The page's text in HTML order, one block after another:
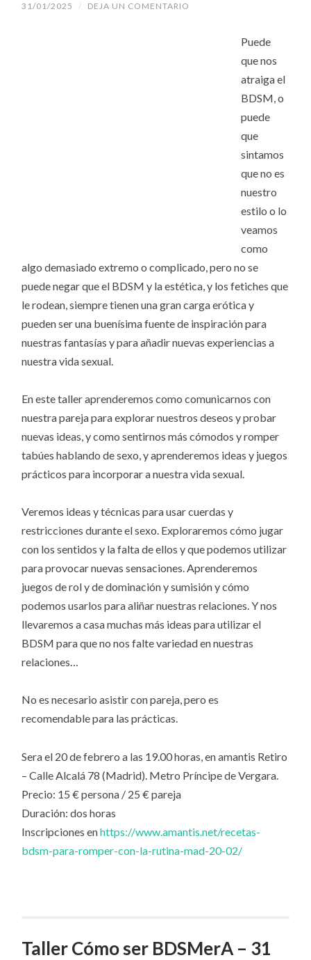
31/01/2025 / DEJA UN COMENTARIO
Puede
que nos
atraiga el
BDSM, o
puede
que
sintamos
que no es
nuestro
estilo o lo
veamos
como
algo demasiado extremo o complicado, pero no se
puede negar que el BDSM y la estética, y los fetiches que
le rodean, siempre tienen una gran carga erótica y
pueden ser una buenísima fuente de inspiración para
nuestras fantasías y para añadir nuevas experiencias a
nuestra vida sexual.
En este taller aprenderemos como comunicarnos con
nuestra pareja para explorar nuestros deseos y probar
nuevas ideas, y como sentirnos más cómodos y romper
tabúes hablando de sexo, y aprenderemos ideas y juegos
prácticos para incorporar a nuestra vida sexual.
Veremos ideas y técnicas para usar cuerdas y
restricciones durante el sexo. Exploraremos cómo jugar
con los sentidos y la falta de ellos y que podemos utilizar
para provocar nuevas sensaciones. Aprenderemos
juegos de rol y de dominación y sumisión y cómo
podemos usarlos para aliñar nuestras relaciones. Y nos
llevaremos a casa muchas más ideas para utilizar el
BDSM para que no nos falte variedad en nuestras
relaciones…
No es necesario asistir con pareja, pero es
recomendable para las prácticas.
Sera el 20 de febrero a las 19.00 horas, en amantis Retiro
– Calle Alcalá 78 (Madrid). Metro Príncipe de Vergara.
Precio: 15 € persona / 25 € pareja
Duración: dos horas
Inscripciones enhttps://www.amantis.net/recetas-
bdsm-para-romper-con-la-rutina-mad-20-02/
Taller Cómo ser BDSMerA – 31